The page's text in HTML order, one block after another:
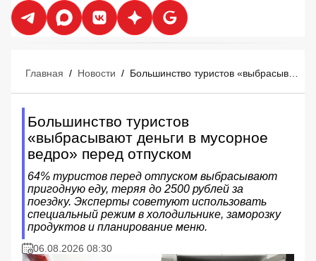
Главная / Новости /
Большинство туристов
«выбрасывают деньги в мусорное
ведро» перед отпуском
64% туристов перед отпуском выбрасывают
пригодную еду, теряя до 2500 рублей за
поездку. Эксперты советуют использовать
специальный режим в холодильнике, заморозку
продуктов и планирование меню.
06.08.2026 08:30